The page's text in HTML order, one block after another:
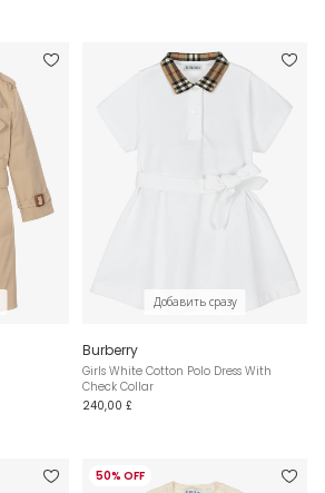
Добавить сразу
Burberry
Girls White Cotton Polo Dress With
Check Collar
240,00 £
50% OFF